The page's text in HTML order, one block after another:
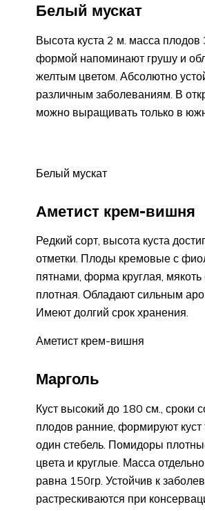
Белый мускат
Высота куста 2 м. масса плодов
формой напоминают грушу и
желтым цветом. Абсолютно
различным заболеваниям. В
можно выращивать только в
Белый мускат
Аметист крем-вишня
Редкий сорт, высота куста
отметки. Плоды кремовые с
пятнами, форма круглая, мякоть
плотная. Обладают сильным
Имеют долгий срок хранения.
Аметист крем-вишня
Марголь
Куст высокий до 180 см., сроки
плодов ранние, формируют куст
один стебель. Помидоры
цвета и круглые. Масса
равна 150гр. Устойчив к
растрескиваются при